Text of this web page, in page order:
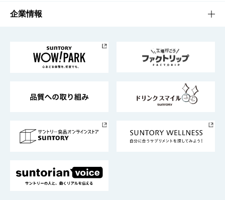
栄養成分一覧
工場見学
地域情報
サントリーホール
サントリーサンバーズ大阪
サステナビリティTOP
サントリーが考えるサステナビリティ経営
企業情報
企業概要
採用情報